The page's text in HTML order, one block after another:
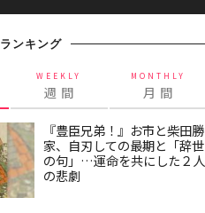
ランキング
WEEKLY
週 間
MONTHLY
月 間
『豊臣兄弟！』お市と柴田勝
家、自刃しての最期と「辞世
の句」…運命を共にした２人
の悲劇